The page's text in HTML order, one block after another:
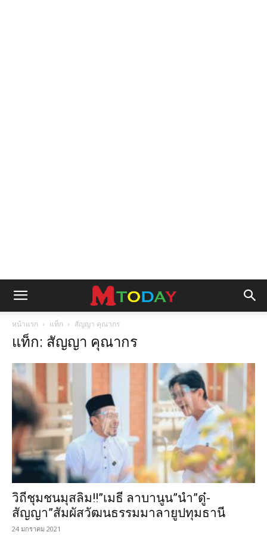
หน้าแรก แท็ก สัญญา คุณากร
แท็ก: สัญญา คุณากร
วิถีชุมชนมุสลิม!!”เมธี ลาบานูน”นำ”ดู๋-
สัญญา”สัมผัสวัฒนธรรมมาลายูปทุมธานี
24 มกราคม 2021